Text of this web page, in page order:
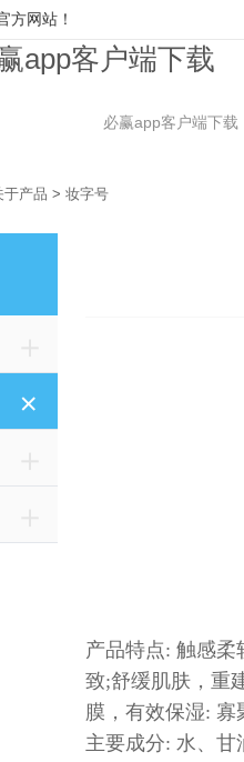
方网站！
app客户端下载
必赢app客户端下载
于产品 > 妆字号
＋
产品特点: 触感
致;舒缓肌肤，重
膜，有效保湿:
主要成分: 水、